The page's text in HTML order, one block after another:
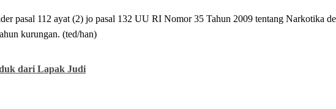
pasal 112 ayat (2) jo pasal 132 UU RI Nomor 35 Tahun 2009 tentang Narkotika
kurungan. (ted/han)
dari Lapak Judi